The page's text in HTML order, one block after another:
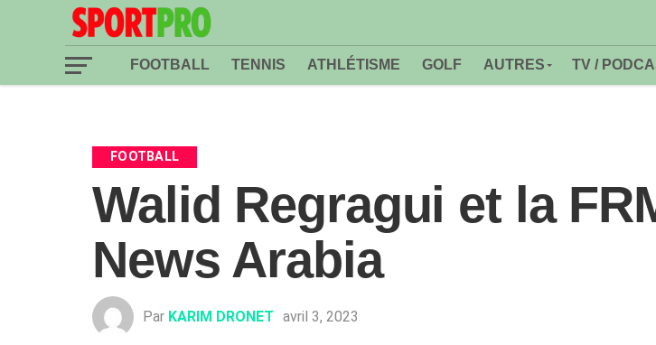
FOOTBALL TENNIS ATHLÉTISME GOLF AUTRES TV /
FOOTBALL
Walid Regragui et la
News Arabia
Par KARIM DRONET avril 3, 2023